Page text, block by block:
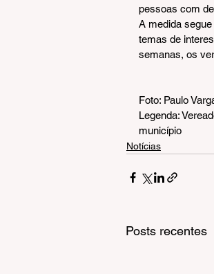
pessoas com
A medida
temas de
semanas, os
Foto: Paulo
Legenda:
município
Notícias
Posts recentes